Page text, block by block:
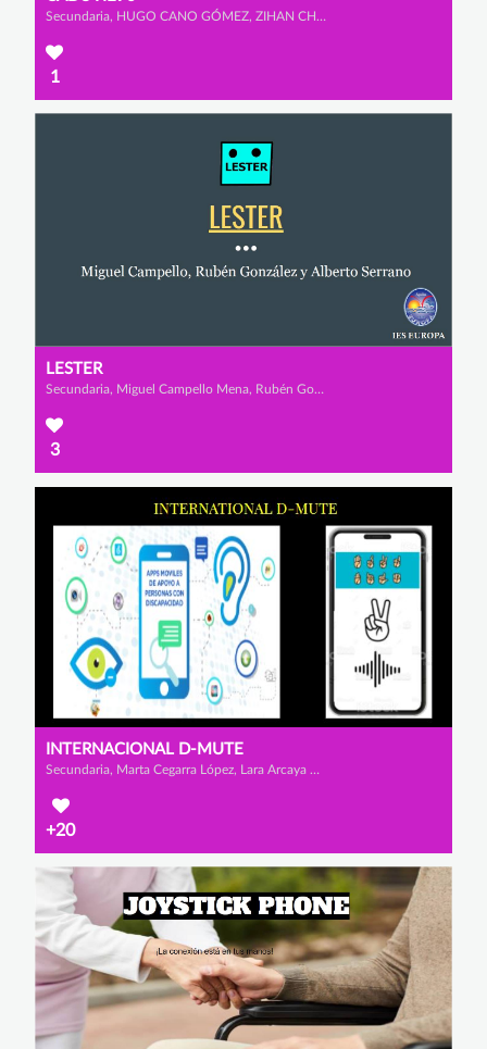
Secundaria, HUGO CANO GÓMEZ, ZIHAN CHEN y RAFAEL YUSTE ACEVEDO
1
LESTER
Secundaria, Miguel Campello Mena, Rubén González Méndez y Alberto Serrano Martínez
3
INTERNACIONAL D-MUTE
Secundaria, Marta Cegarra López, Lara Arcaya Brito y Alexandru Rares Iamendi
+20